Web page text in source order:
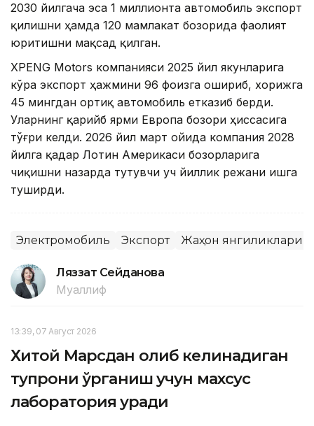
2030 йилгача эса 1 миллионта автомобиль экспорт
қилишни ҳамда 120 мамлакат бозорида фаолият
юритишни мақсад қилган.
XPENG Motors компанияси 2025 йил якунларига
кўра экспорт ҳажмини 96 фоизга ошириб, хорижга
45 мингдан ортиқ автомобиль етказиб берди.
Уларнинг қарийб ярми Европа бозори ҳиссасига
тўғри келди. 2026 йил март ойида компания 2028
йилга қадар Лотин Америкаси бозорларига
чиқишни назарда тутувчи уч йиллик режани ишга
туширди.
Электромобиль Экспорт Жаҳон янгиликлари
Ляззат Сейданова
Муаллиф
13:39, 07 Август 2026
Хитой Марсдан олиб келинадиган
тупроқни ўрганиш учун махсус
лаборатория қуради